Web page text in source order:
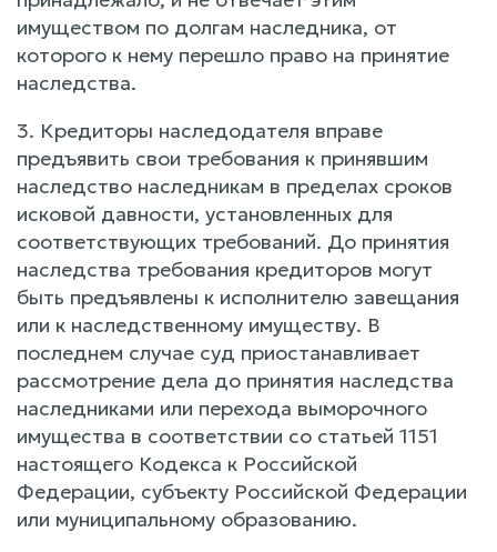
имуществом по долгам наследника, от
которого к нему перешло право на принятие
наследства.
3. Кредиторы наследодателя вправе
предъявить свои требования к принявшим
наследство наследникам в пределах сроков
исковой давности, установленных для
соответствующих требований. До принятия
наследства требования кредиторов могут
быть предъявлены к исполнителю завещания
или к наследственному имуществу. В
последнем случае суд приостанавливает
рассмотрение дела до принятия наследства
наследниками или перехода выморочного
имущества в соответствии со статьей 1151
настоящего Кодекса к Российской
Федерации, субъекту Российской Федерации
или муниципальному образованию.